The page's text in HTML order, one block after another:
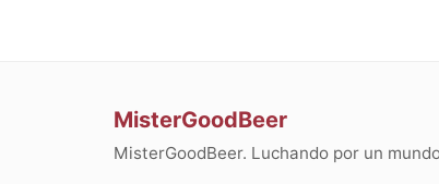
MisterGoodBeer
MisterGoodBeer. Luchando por un